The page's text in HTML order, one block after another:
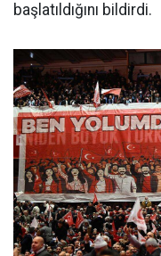
başlatıldığını bildirdi.